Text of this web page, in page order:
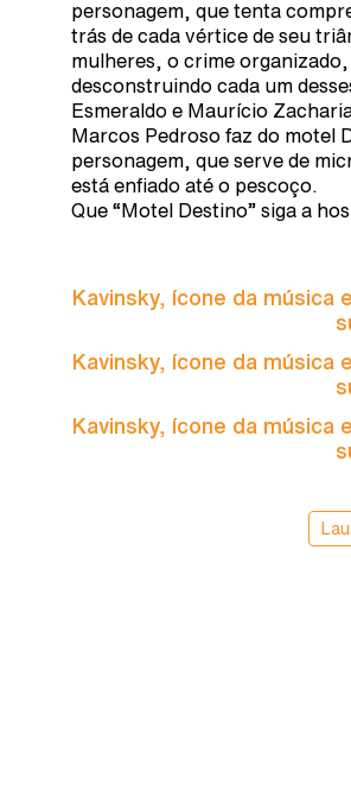
personagem, que tenta
trás de cada vértice de seu
mulheres, o crime
desconstruindo cada um
Esmeraldo e Maurício
Marcos Pedroso faz do motel
personagem, que serve de
está enfiado até o pescoço.
Que “Motel Destino” siga a
Kavinsky, ícone da
Kavinsky, ícone da
Kavinsky, ícone da